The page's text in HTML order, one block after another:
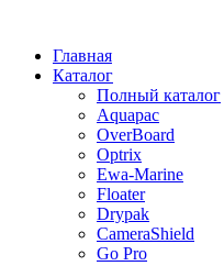
Главная
Каталог
Полный каталог
Aquapac
OverBoard
Optrix
Ewa-Marine
Floater
Drypak
CameraShield
Go Pro